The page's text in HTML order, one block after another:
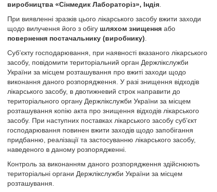
виробництва «Сінмедик Лабораторіз», Індія
При виявленні зразків цього лікарського засобу вжити заходи
щодо вилучення його з обігу шляхом знищення або
повернення постачальнику (виробнику)
Суб’єкту господарювання, при наявності вказаного лікарського
засобу, повідомити територіальний орган Держлікслужби
України за місцем розташування про вжиті заходи щодо
виконання даного розпорядження. У разі знищення відходів
лікарського засобу, в двотижневий строк направити до
територіального органу Держлікслужби України за місцем
розташування копію акта про знищення відходів лікарського
засобу. При наступних поставках лікарського засобу суб’єкт
господарювання повинен вжити заходів щодо запобігання
придбанню, реалізації та застосуванню лікарського засобу,
наведеного в даному розпорядженні.
Контроль за виконанням даного розпорядження здійснюють
територіальні органи Держлікслужби України за місцем
розташування.